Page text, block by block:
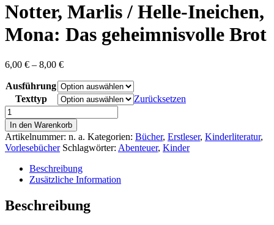
Notter, Marlis / Helle-Ineichen,
Mona: Das geheimnisvolle Brot
6,00 € – 8,00 €Preisspanne:
bis
8,00 €
Ausführung
Texttyp
Zurücksetzen
Notter,
Marlis
/
Helle-
Ineichen,
Mona:
geheimnisvolle
Brot
Menge
In den Warenkorb
Artikelnummer: n. a. Kategorien: Bücher, Erstleser, Kinderliteratur,
Vorlesebücher Schlagwörter: Abenteuer, Kinder
Beschreibung
Zusätzliche Information
Beschreibung